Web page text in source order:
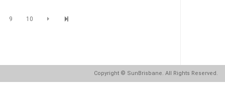
9 10
Copyright © SunBrisbane. All Rights Reserved.